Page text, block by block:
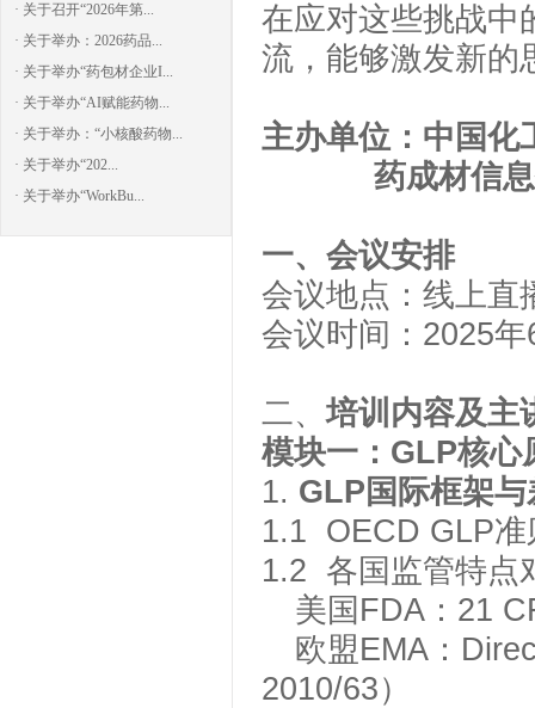
· 关于召开“2026年第...
· 关于举办：2026药品...
· 关于举办“药包材企业I...
· 关于举办“AI赋能药物...
· 关于举办：“小核酸药物...
· 关于举办“202...
· 关于举办“WorkBu...
在应对这些挑战中
流，能够激发新的
主办单位：中国化
药成材信
一、会议安排
会议地点： 线上直
会议时间： 2025年
二、培训 内容及主
模块一： GLP核心
1. GLP 国际框架
1.1 OECD GLP准
1.2 各国监管特点
美国 FDA ： 21
欧盟EMA ：
2010/63）